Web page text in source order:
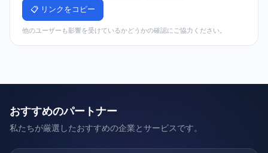
📋 リンクをコピー
他のユーザーも影響を受けているかどうかの確認にご協力ください。
おすすめのパートナー
私たちが厳選したおすすめの企業とサービスです。